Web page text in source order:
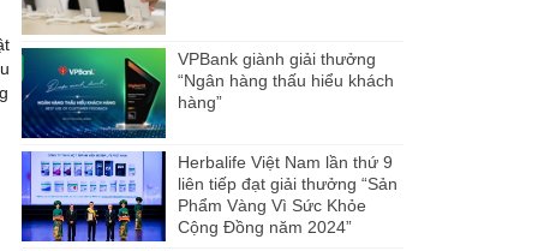
VPBank giành giải thưởng
“Ngân hàng thấu hiểu khách
hàng”
Herbalife Việt Nam lần thứ 9
liên tiếp đạt giải thưởng “Sản
Phẩm Vàng Vì Sức Khỏe
Cộng Đồng năm 2024”